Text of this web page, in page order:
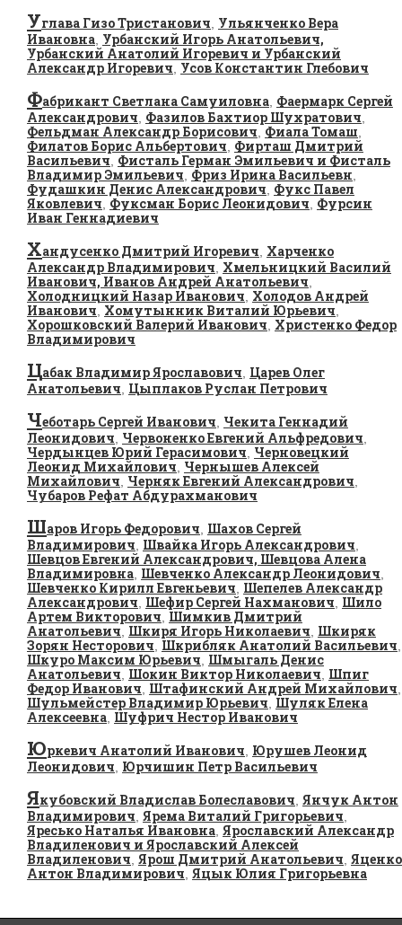
Углава Гизо Тристанович, Ульянченко Вера
Ивановна, Урбанский Игорь Анатольевич,
Урбанский Анатолий Игоревич и Урбанский
Александр Игоревич, Усов Константин Глебович
Фабрикант Светлана Самуиловна, Фаермарк Сергей
Александрович, Фазилов Бахтиор Шухратович,
Фельдман Александр Борисович, Фиала Томаш,
Филатов Борис Альбертович, Фирташ Дмитрий
Васильевич, Фисталь Герман Эмильевич и Фисталь
Владимир Эмильевич, Фриз Ирина Васильевн,
Фудашкин Денис Александрович, Фукс Павел
Яковлевич, Фуксман Борис Леонидович, Фурсин
Иван Геннадиевич
Хандусенко Дмитрий Игоревич, Харченко
Александр Владимирович, Хмельницкий Василий
Иванович, Иванов Андрей Анатольевич,
Холодницкий Назар Иванович, Холодов Андрей
Иванович, Хомутынник Виталий Юрьевич,
Хорошковский Валерий Иванович, Христенко Федор
Владимирович
Цабак Владимир Ярославович, Царев Олег
Анатольевич, Цыплаков Руслан Петрович
Чеботарь Сергей Иванович, Чекита Геннадий
Леонидович, Червоненко Евгений Альфредович,
Чердынцев Юрий Герасимович, Черновецкий
Леонид Михайлович, Чернышев Алексей
Михайлович, Черняк Евгений Александрович,
Чубаров Рефат Абдурахманович
Шаров Игорь Федорович, Шахов Сергей
Владимирович, Швайка Игорь Александрович,
Шевцов Евгений Александрович, Шевцова Алена
Владимировна, Шевченко Александр Леонидович,
Шевченко Кирилл Евгеньевич, Шепелев Александр
Александрович, Шефир Сергей Нахманович, Шило
Артем Викторович, Шимкив Дмитрий
Анатольевич, Шкиря Игорь Николаевич, Шкиряк
Зорян Несторович, Шкрибляк Анатолий Васильевич,
Шкуро Максим Юрьевич, Шмыгаль Денис
Анатольевич, Шокин Виктор Николаевич, Шпиг
Федор Иванович, Штафинский Андрей Михайлович,
Шульмейстер Владимир Юрьевич, Шуляк Елена
Алексеевна, Шуфрич Нестор Иванович
Юркевич Анатолий Иванович, Юрушев Леонид
Леонидович, Юрчишин Петр Васильевич
Якубовский Владислав Болеславович, Янчук Антон
Владимирович, Ярема Виталий Григорьевич,
Яресько Наталья Ивановна, Ярославский Александр
Владиленович и Ярославский Алексей
Владиленович, Ярош Дмитрий Анатольевич, Яценко
Антон Владимирович, Яцык Юлия Григорьевна